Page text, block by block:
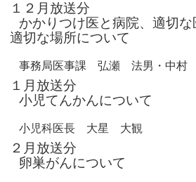
１２月放送分
かかりつけ医と病院、適切な
適切な場所について
事務局医事課 弘瀬 法男・中村
１月放送分
小児てんかんについて
小児科医長 大星 大観
２月放送分
卵巣がんについて